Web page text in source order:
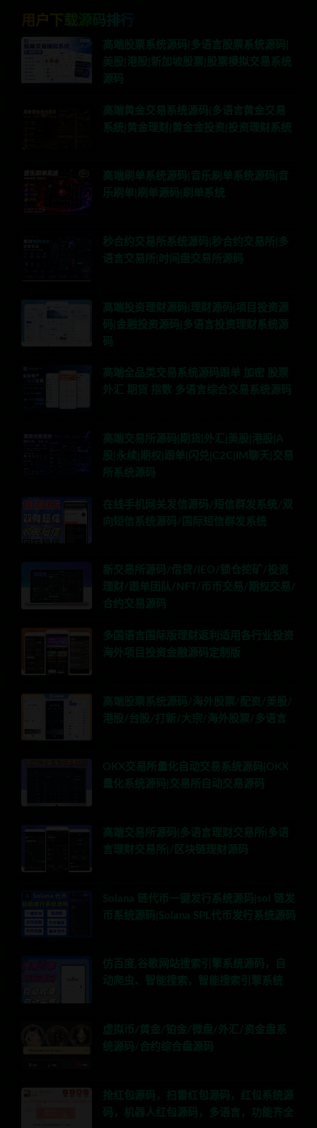
用户下载源码排行
高端股票系统源码|多语言股票系统源码|
美股|港股|新加坡股票|股票模拟交易系统
源码
高端黄金交易系统源码|多语言黄金交易
系统|黄金理财|黄金金投资|投资理财系统
高端刷单系统源码|音乐刷单系统源码|音
乐刷单|刷单源码|刷单系统
秒合约交易所系统源码|秒合约交易所|多
语言交易所|时间盘交易所源码
高端投资理财源码|理财源码|项目投资源
码|金融投资源码|多语言投资理财系统源
码
高端全品类交易系统源码跟单 加密 股票
外汇 期货 指数 多语言综合交易系统源码
高端交易所源码|期货|外汇|美股|港股|A
股|永续|期权|跟单|闪兑|C2C|IM聊天|交易
所系统源码
在线手机网关发信源码/短信群发系统/双
向短信系统源码/国际短信群发系统
新交易所源码/借贷/IEO/锁仓挖矿/投资
理财/跟单团队/NFT/币币交易/期权交易/
合约交易源码
多国语言国际版理财返利适用各行业投资
海外项目投资金融源码定制版
高端股票系统源码/海外股票/配资/美股/
港股/台股/打新/大宗/海外股票/多语言
OKX交易所量化自动交易系统源码|OKX
量化系统源码|交易所自动交易源码
高端交易所源码|多语言理财交易所|多语
言理财交易所|/区块链理财源码
Solana 链代币一键发行系统源码|sol 链发
币系统源码|Solana SPL代币发行系统源码
仿百度,谷歌网站搜索引擎系统源码，自
动爬虫、智能搜索，智能搜索引擎系统
虚拟币/黄金/铂金/微盘/外汇/资金盘系
统源码/合约综合盘源码
抢红包源码，扫雷红包源码，红包系统源
码，机器人红包源码，多语言，功能齐全